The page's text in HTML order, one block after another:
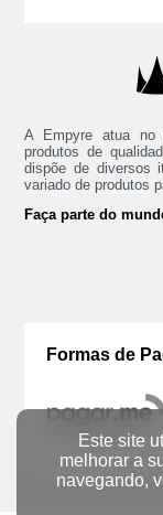
A Empyre atua no
produtos de
dispõe de diversos
variado de produtos
Faça parte do
Formas de
Este site
melhorar a
navegando,